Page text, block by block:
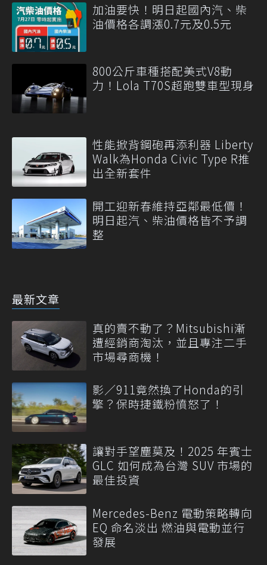
加油要快！明日起國內汽、柴
油價格各調漲0.7元及0.5元
800公斤車種搭配美式V8動
力！Lola T70S超跑雙車型現身
性能掀背鋼砲再添利器 Liberty
Walk為Honda Civic Type R推
出全新套件
開工迎新春維持亞鄰最低價！
明日起汽、柴油價格皆不予調
整
最新文章
真的賣不動了？Mitsubishi漸
遭經銷商淘汰，並且專注二手
市場尋商機！
影／911竟然換了Honda的引
擎？保時捷鐵粉憤怒了！
讓對手望塵莫及！2025 年賓士
GLC 如何成為台灣 SUV 市場的
最佳投資
Mercedes-Benz 電動策略轉向
EQ 命名淡出 燃油與電動並行
發展